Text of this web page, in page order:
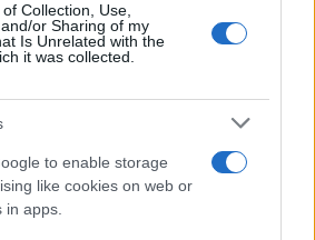
Collection, Use,
or Sharing of my
Is Unrelated with the
it was collected.
to enable storage
like cookies on web or
apps.
con la sua evoluzione
primi mesi del 1849 avrebbe
repressione militare
chiaro esempio della pre­
anche nel Meridione
norme di principio e di
istituzionali promosse in